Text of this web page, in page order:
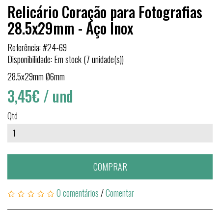
Relicário Coração para Fotografias
28.5x29mm - Aço Inox
Referência: #24-69
Disponibilidade: Em stock (7 unidade(s))
28.5x29mm Ø6mm
3,45€ / und
Qtd
COMPRAR
0 comentários/Comentar